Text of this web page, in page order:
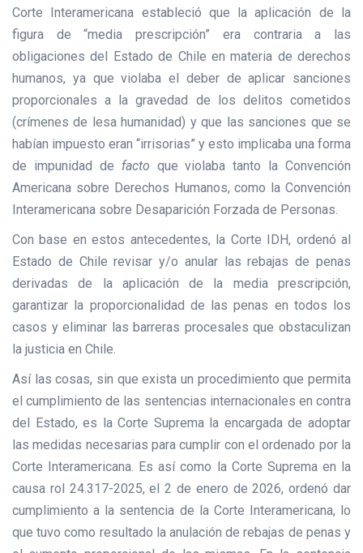
Corte Interamericana estableció que la aplicación de la
figura de “media prescripción” era contraria a las
obligaciones del Estado de Chile en materia de derechos
humanos, ya que violaba el deber de aplicar sanciones
proporcionales a la gravedad de los delitos cometidos
(crímenes de lesa humanidad) y que las sanciones que se
habían impuesto eran “irrisorias” y esto implicaba una forma
de impunidad de facto que violaba tanto la Convención
Americana sobre Derechos Humanos, como la Convención
Interamericana sobre Desaparición Forzada de Personas.
Con base en estos antecedentes, la Corte IDH, ordenó al
Estado de Chile revisar y/o anular las rebajas de penas
derivadas de la aplicación de la media prescripción,
garantizar la proporcionalidad de las penas en todos los
casos y eliminar las barreras procesales que obstaculizan
la justicia en Chile.
Así las cosas, sin que exista un procedimiento que permita
el cumplimiento de las sentencias internacionales en contra
del Estado, es la Corte Suprema la encargada de adoptar
las medidas necesarias para cumplir con el ordenado por la
Corte Interamericana. Es así como la Corte Suprema en la
causa rol 24.317-2025, el 2 de enero de 2026, ordenó dar
cumplimiento a la sentencia de la Corte Interamericana, lo
que tuvo como resultado la anulación de rebajas de penas y